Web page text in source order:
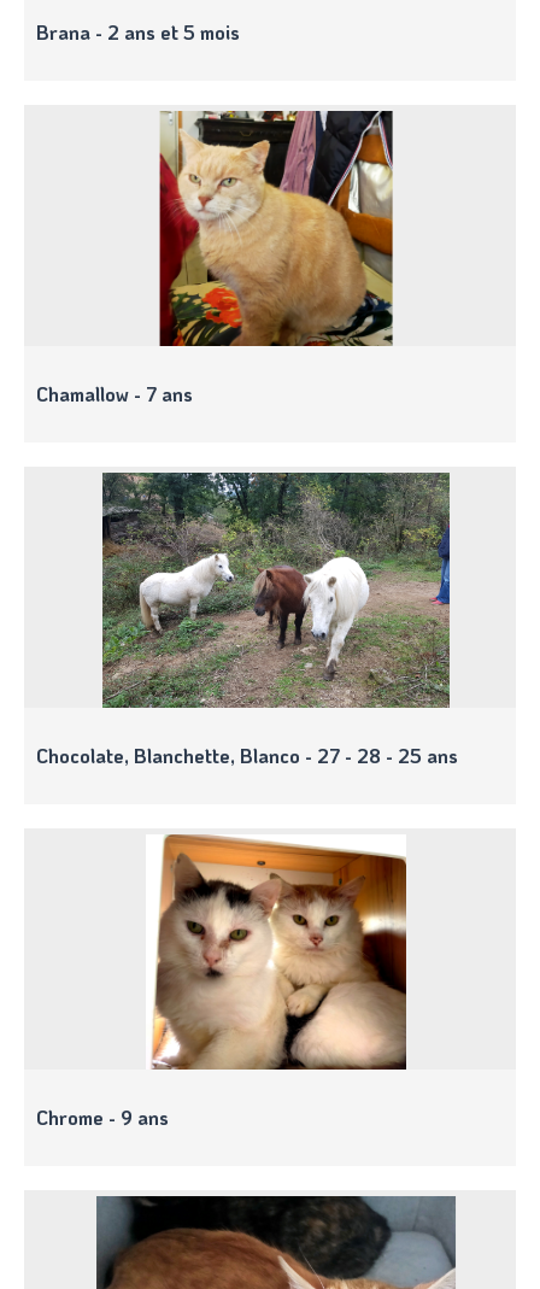
Brana - 2 ans et 5 mois
Chamallow - 7 ans
Chocolate, Blanchette, Blanco - 27 - 28 - 25 ans
Chrome - 9 ans